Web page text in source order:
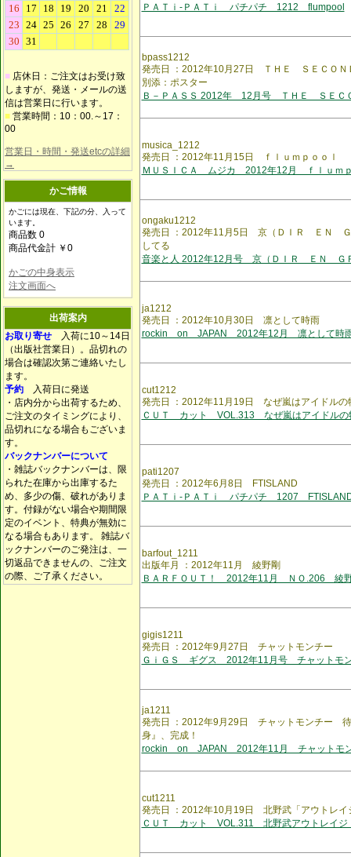
■ 店休日：ご注文はお受け致
しますが、発送・メールの送
信は営業日に行います。
■ 営業時間：10：00.～17：
00
営業日・時間・発送etcの詳細
→
かご情報
かごには現在、下記の分、入って
います。
商品数 0
商品代金計 ￥0
かごの中身表示
注文画面へ
出荷案内
お取り寄せ 入荷に10～14日
（出版社営業日）。品切れの
場合は確認次第ご連絡いたし
ます。
予約 入荷日に発送
・店内分から出荷するため、
ご注文のタイミングにより、
品切れになる場合もございま
す。
バックナンバーについて
・雑誌バックナンバーは、限
られた在庫から出庫するた
め、多少の傷、破れがありま
す。付録がない場合や期間限
定のイベント、特典が無効に
なる場合もあります。 雑誌バ
ックナンバーのご発注は、一
切返品できませんの、ご注文
の際、ご了承ください。
ＰＡＴｉ-ＰＡＴｉ パチパチ 1212 flumpool
bpass1212
発売日 ：2012年10月27日 ＴＨＥ ＳＥＣＯ
別添：ポスター
Ｂ－ＰＡＳＳ 2012年 12月号 ＴＨＥ ＳＥＣ
musica_1212
発売日 ：2012年11月15日 ｆｌｕｍｐｏｏｌ
ＭＵＳＩＣＡ ムジカ 2012年12月 ｆｌｕｍ
ongaku1212
発売日 ：2012年11月5日 京（ＤＩＲ ＥＮ
してる
音楽と人 2012年12月号 京（ＤＩＲ ＥＮ Ｇ
ja1212
発売日 ：2012年10月30日 凛として時雨
rockin on JAPAN 2012年12月 凛として時
cut1212
発売日 ：2012年11月19日 なぜ嵐はアイドルの
ＣＵＴ カット VOL.313 なぜ嵐はアイドルの
pati1207
発売日 ：2012年6月8日 FTISLAND
ＰＡＴｉ-ＰＡＴｉ パチパチ 1207
barfout_1211
出版年月 ：2012年11月 綾野剛
ＢＡＲＦＯＵＴ！ 2012年11月 ＮＯ.206 綾
gigis1211
発売日 ：2012年9月27日 チャットモンチー
ＧｉＧＳ ギグス 2012年11月号 チャットモ
ja1211
発売日 ：2012年9月29日 チャットモンチー 待
身』、完成！
rockin on JAPAN 2012年11月 チャットモ
cut1211
発売日 ：2012年10月19日 北野武「アウトレイ
ＣＵＴ カット VOL.311 北野武アウトレイジ